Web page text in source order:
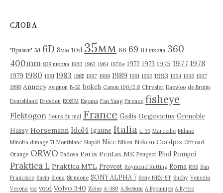
в
СЛОВА
"Призыв" 5d 6D 8мм 10d 35мм 66 69 114 школа 360
400mm 838 школа 1960 1962 1964 1970е 1972 1973 1975 1977 1978
1979 1980 1981 1983 1985 1987 1988 1989 1991 1992 1993 1994 1996 1997
1998 Annecy Avignon B-52 bokeh Canon 100/2.8 Chrysler Daewoo de Bruijn
Deutshland Dresden EOS M Espana Fan Yang Firenze fisheye
Flektogon fleurs du mal France Gailis Gegevicius Grenoble
Hassy Horsemann Idol4 Igaune Italia L-39 Marceille Milano
Minolta dimage 7i Montblanc Napoli Nice Nikon Nikon Coolpix Offroad
Orange ORWO Padova Paris Pentax ME Peugeot Phol Pompei
Praktica L Praktica MTL Provost Raymond Rutting Roma RSS San
Francisco Savin Siena Sirmione SONY ALPHA 7 Sony NEX-5T Suchy Venezia
Verona via void Volvo 340 Zeiss А-380 А.Белкин А.Буранцев А.Бутко